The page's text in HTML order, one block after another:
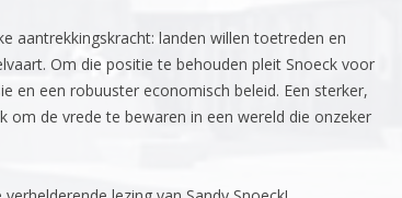
aantrekkingskracht: landen willen toetreden en
Om die positie te behouden pleit Snoeck voor
en een robuuster economisch beleid. Een sterker,
om de vrede te bewaren in een wereld die onzeker